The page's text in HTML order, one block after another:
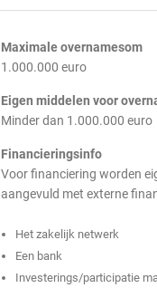
Maximale overnamesom
1.000.000 euro
Eigen middelen voor
Minder dan 1.000.000 euro
Financieringsinfo
Voor financiering worden
aangevuld met externe
Het zakelijk netwerk
Een bank
Investerings/participatie